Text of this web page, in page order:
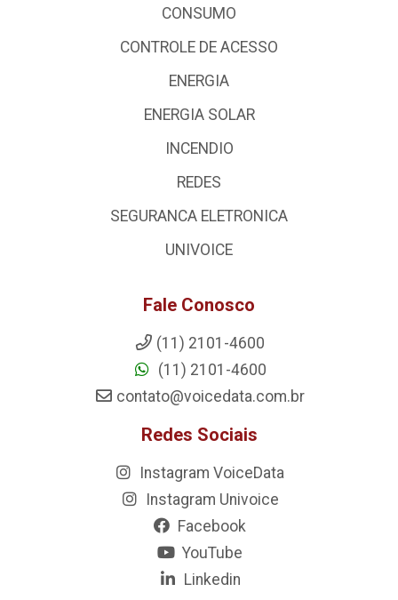
CONSUMO
CONTROLE DE ACESSO
ENERGIA
ENERGIA SOLAR
INCENDIO
REDES
SEGURANCA ELETRONICA
UNIVOICE
Fale Conosco
(11) 2101-4600
(11) 2101-4600
contato@voicedata.com.br
Redes Sociais
Instagram VoiceData
Instagram Univoice
Facebook
YouTube
Linkedin